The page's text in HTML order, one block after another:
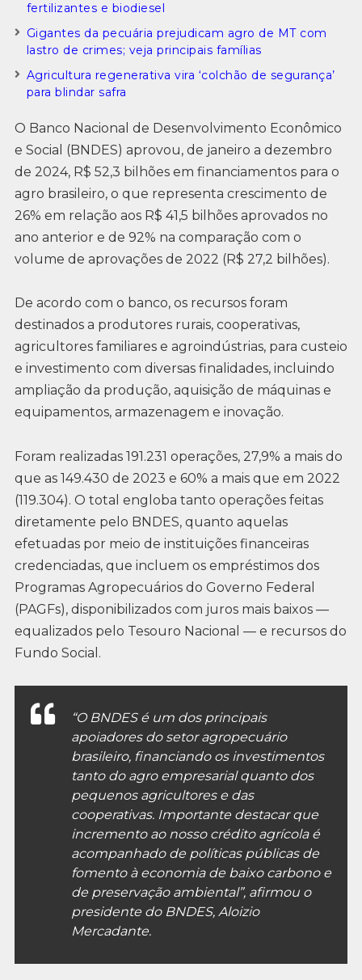
fertilizantes e biodiesel
Gigantes da pecuária prejudicam agro de MT com
lastro de crimes; veja principais famílias
Agricultura regenerativa vira ‘colchão de segurança’
para blindar safra
O Banco Nacional de Desenvolvimento Econômico
e Social (BNDES) aprovou, de janeiro a dezembro
de 2024, R$ 52,3 bilhões em financiamentos para o
agro brasileiro, o que representa crescimento de
26% em relação aos R$ 41,5 bilhões aprovados no
ano anterior e de 92% na comparação com o
volume de aprovações de 2022 (R$ 27,2 bilhões).
De acordo com o banco, os recursos foram
destinados a produtores rurais, cooperativas,
agricultores familiares e agroindústrias, para custeio
e investimento com diversas finalidades, incluindo
ampliação da produção, aquisição de máquinas e
equipamentos, armazenagem e inovação.
Foram realizadas 191.231 operações, 27,9% a mais do
que as 149.430 de 2023 e 60% a mais que em 2022
(119.304). O total engloba tanto operações feitas
diretamente pelo BNDES, quanto aquelas
efetuadas por meio de instituições financeiras
credenciadas, que incluem os empréstimos dos
Programas Agropecuários do Governo Federal
(PAGFs), disponibilizados com juros mais baixos —
equalizados pelo Tesouro Nacional — e recursos do
Fundo Social.
“O BNDES é um dos principais
apoiadores do setor agropecuário
brasileiro, financiando os investimentos
tanto do agro empresarial quanto dos
pequenos agricultores e das
cooperativas. Importante destacar que
incremento ao nosso crédito agrícola é
acompanhado de políticas públicas de
fomento à economia de baixo carbono e
de preservação ambiental”, afirmou o
presidente do BNDES, Aloizio
Mercadante.